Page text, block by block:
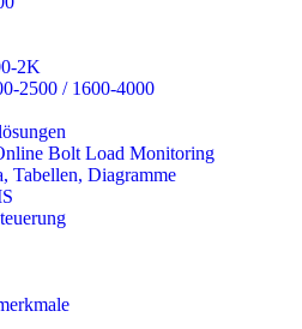
2K
2500 / 1600-4000
Bolt Load Monitoring
Tabellen, Diagramme